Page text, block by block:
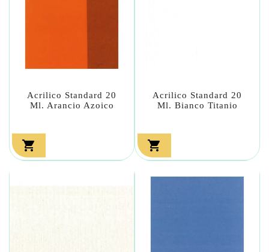
Acrilico Standard 20
Ml. Arancio Azoico

Acrilico Standard 20
Ml. Bianco Titanio
